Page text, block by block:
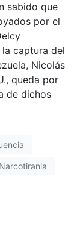
sabido que
por el
captura del
Nicolás
queda por
de dichos
Narcotirania